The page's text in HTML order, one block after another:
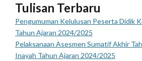
Tulisan Terbaru
Pengumuman Kelulusan Peserta Didik
Tahun Ajaran 2024/2025
Pelaksanaan Asesmen Sumatif Akhir
Inayah Tahun Ajaran 2024/2025